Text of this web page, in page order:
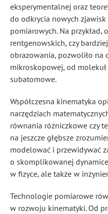
eksperymentalnej oraz
do odkrycia nowych
pomiarowych. Na przykład,
rentgenowskich, czy
obrazowania, pozwoliło na
mikroskopowej, od
subatomowe.
Współczesna kinematyka
narzędziach
równania różniczkowe czy
na jeszcze głębsze
modelować i przewidywać
o skomplikowanej
w fizyce, ale także w
Technologie pomiarowe
w rozwoju kinematyki. Od